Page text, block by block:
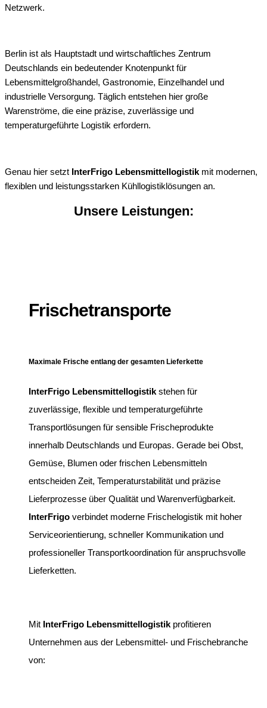
Netzwerk.
Berlin ist als Hauptstadt und wirtschaftliches Zentrum
Deutschlands ein bedeutender Knotenpunkt für
Lebensmittelgroßhandel, Gastronomie, Einzelhandel und
industrielle Versorgung. Täglich entstehen hier große
Warenströme, die eine präzise, zuverlässige und
temperaturgeführte Logistik erfordern.
Genau hier setzt InterFrigo Lebensmittellogistik mit modernen,
flexiblen und leistungsstarken Kühllogistiklösungen an.
Unsere Leistungen:
Frischetransporte
Maximale Frische entlang der gesamten Lieferkette
InterFrigo Lebensmittellogistik stehen für
zuverlässige, flexible und temperaturgeführte
Transportlösungen für sensible Frischeprodukte
innerhalb Deutschlands und Europas. Gerade bei Obst,
Gemüse, Blumen oder frischen Lebensmitteln
entscheiden Zeit, Temperaturstabilität und präzise
Lieferprozesse über Qualität und Warenverfügbarkeit.
InterFrigo verbindet moderne Frischelogistik mit hoher
Serviceorientierung, schneller Kommunikation und
professioneller Transportkoordination für anspruchsvolle
Lieferketten.
Mit InterFrigo Lebensmittellogistik profitieren
Unternehmen aus der Lebensmittel- und Frischebranche
von: